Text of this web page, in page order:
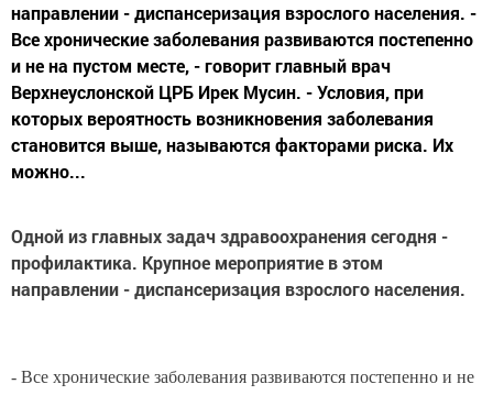
направлении - диспансеризация взрослого населения. -
Все хронические заболевания развиваются постепенно
и не на пустом месте, - говорит главный врач
Верхнеуслонской ЦРБ Ирек Мусин. - Условия, при
которых вероятность возникновения заболевания
становится выше, называются факторами риска. Их
можно...
Одной из главных задач здравоохранения сегодня -
профилактика. Крупное мероприятие в этом
направлении - диспансеризация взрослого населения.
- Все хронические заболевания развиваются постепенно и не